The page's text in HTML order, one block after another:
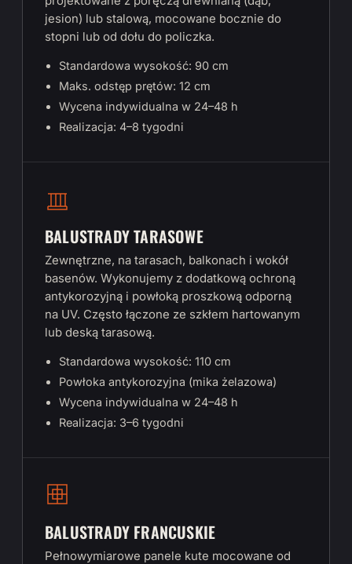
jesion) lub stalową, mocowane bocznie do
stopni lub od dołu do policzka.
Standardowa wysokość: 90 cm
Maks. odstęp prętów: 12 cm
Wycena indywidualna w 24–48 h
Realizacja: 4–8 tygodni
BALUSTRADY TARASOWE
Zewnętrzne, na tarasach, balkonach i wokół
basenów. Wykonujemy z dodatkową ochroną
antykorozyjną i powłoką proszkową odporną
na UV. Często łączone ze szkłem hartowanym
lub deską tarasową.
Standardowa wysokość: 110 cm
Powłoka antykorozyjna (mika żelazowa)
Wycena indywidualna w 24–48 h
Realizacja: 3–6 tygodni
BALUSTRADY FRANCUSKIE
Pełnowymiarowe panele kute mocowane od